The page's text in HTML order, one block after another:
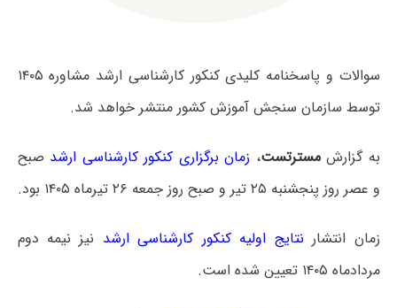
سوالات و پاسخنامه کلیدی کنکور کارشناسی ارشد مشاوره ۱۴۰۵
توسط سازمان سنجش آموزش کشور منتشر خواهد شد.
به گزارشمسترتست، زمان برگزاری کنکور کارشناسی ارشد صبح
و عصر روز پنجشنبه ۲۵ تیر و صبح روز جمعه ۲۶ تیرماه ۱۴۰۵ بود.
زمان انتشار نتایج اولیه کنکور کارشناسی ارشد نیز نیمه دوم
مردادماه ۱۴۰۵ تعیین شده است.